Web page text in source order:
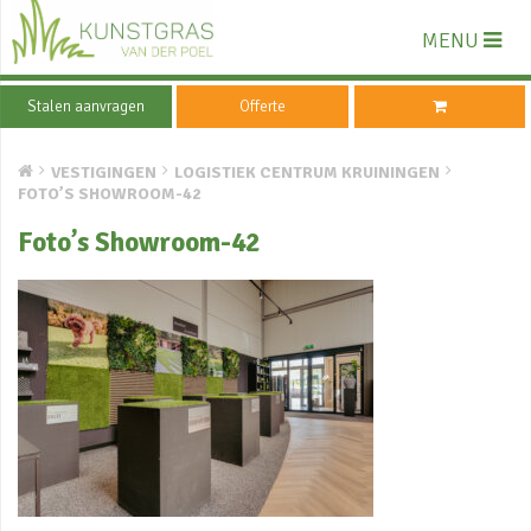
MENU
Stalen aanvragen Offerte
VESTIGINGEN
LOGISTIEK CENTRUM KRUININGEN
FOTO’S SHOWROOM-42
Foto’s Showroom-42